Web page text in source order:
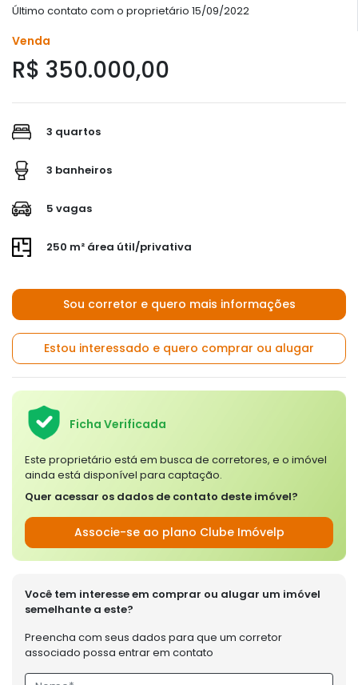
Último contato com o proprietário 15/09/2022
Venda
R$ 350.000,00
3 quartos
3 banheiros
5 vagas
250 m² área útil/privativa
Sou corretor e quero mais informações
Estou interessado e quero comprar ou alugar
Ficha Verificada
Este proprietário está em busca de corretores, e o imóvel
ainda está disponível para captação.
Quer acessar os dados de contato deste imóvel?
Associe-se ao plano Clube Imóvelp
Você tem interesse em comprar ou alugar um imóvel
semelhante a este?
Preencha com seus dados para que um corretor
associado possa entrar em contato